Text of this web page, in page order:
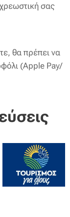
σας
θα πρέπει να
(Apple Pay/